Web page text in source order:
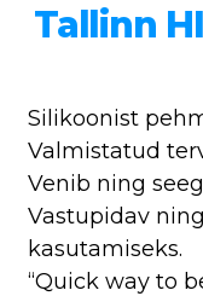
Tallinn
Silikoonist
Valmistatud
Venib ning
Vastupidav
kasutamiseks.
“Quick way to